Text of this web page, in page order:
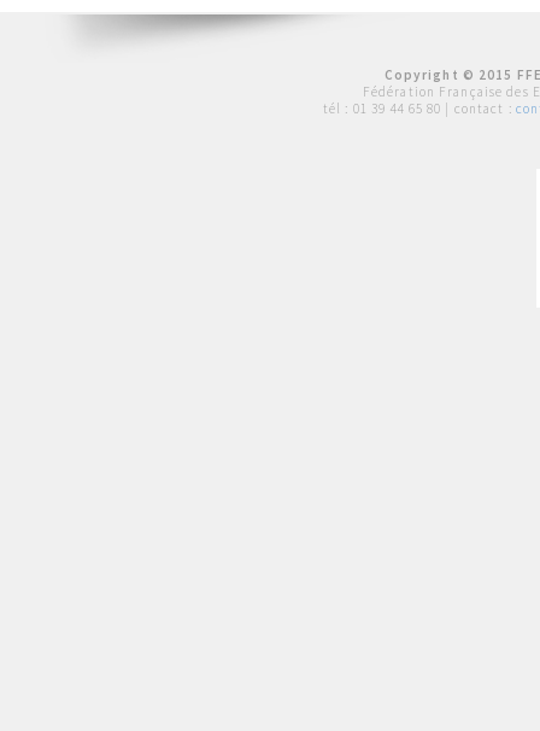
Copyright © 2015
Fédération Française des
tél : 01 39 44 65 80 | contact :